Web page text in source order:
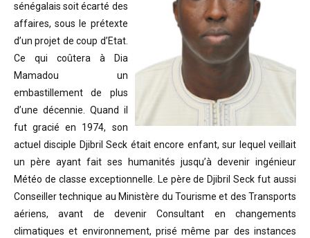
sénégalais soit écarté des
affaires, sous le prétexte
d’un projet de coup d’Etat.
Ce qui coûtera à Dia
Mamadou un
embastillement de plus
d’une décennie. Quand il
fut gracié en 1974, son
actuel disciple Djibril Seck était encore enfant, sur lequel veillait
un père ayant fait ses humanités jusqu’à devenir ingénieur
Météo de classe exceptionnelle. Le père de Djibril Seck fut aussi
Conseiller technique au Ministère du Tourisme et des Transports
aériens, avant de devenir Consultant en changements
climatiques et environnement, prisé même par des instances